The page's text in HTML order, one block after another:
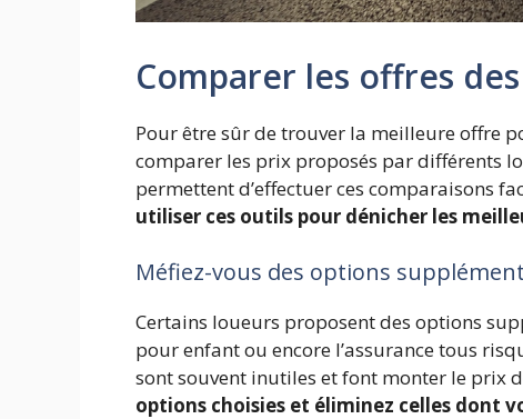
Comparer les offres
Pour être sûr de trouver la meilleure offre
comparer les prix proposés par différents
permettent d’effectuer ces comparaisons
utiliser ces outils pour dénicher les
Méfiez-vous des options
Certains loueurs proposent des options
pour enfant ou encore l’assurance tous
sont souvent inutiles et font monter le prix
options choisies et éliminez celles dont